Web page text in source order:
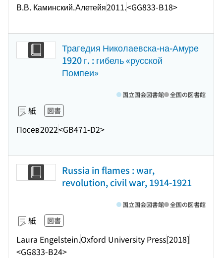
В.В. Каминский.Алетейя2011.<GG833-B18>
Трагедия Николаевска-на-Амуре
1920 г. : гибель «русской
Помпеи»
紙 図書
Посев2022<GB471-D2>
国立国会図書館 全国の図書館
Russia in flames : war,
revolution, civil war, 1914-1921
紙 図書
Laura Engelstein.Oxford University Press[2018]
<GG833-B24>
国立国会図書館 全国の図書館